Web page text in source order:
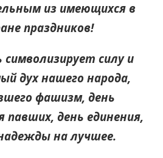
из имеющихся в
праздников!
силу и
дух нашего народа,
фашизм, день
павших, день единения,
на лучшее.